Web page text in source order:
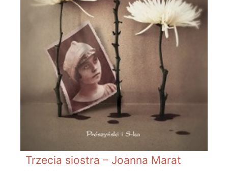
Trzecia siostra – Joanna Marat